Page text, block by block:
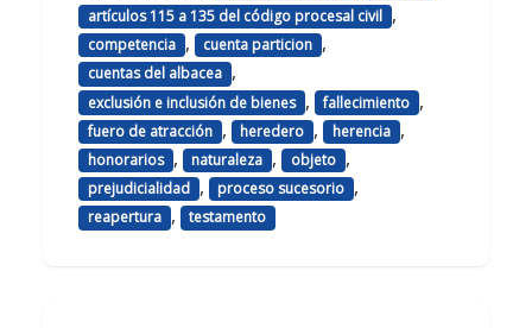
artículos 115 a 135 del código procesal civil ,
competencia , cuenta particion ,
cuentas del albacea ,
exclusión e inclusión de bienes , fallecimiento ,
fuero de atracción , heredero , herencia ,
honorarios , naturaleza , objeto ,
prejudicialidad , proceso sucesorio ,
reapertura , testamento